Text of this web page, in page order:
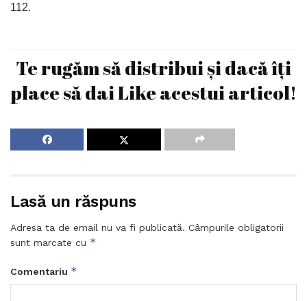
112.
Te rugăm să distribui și dacă îți
place să dai Like acestui articol!
Lasă un răspuns
Adresa ta de email nu va fi publicată. Câmpurile obligatorii
sunt marcate cu *
Comentariu *